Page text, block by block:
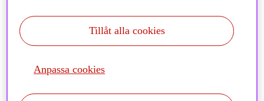
"Höga energipriser och ett minskat beroende av rysk gas
på sikt anses vara några av drivkrafterna bakom det
senaste månaden. Förvaltaren Philip Ripman berättar om
Anpassa cookies
Tillåt alla cookies